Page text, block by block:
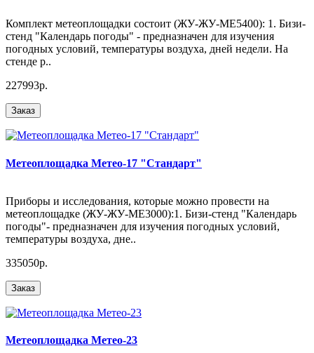
Комплект метеоплощадки состоит (ЖУ-ЖУ-МЕ5400): 1. Бизи-
стенд "Календарь погоды" - предназначен для изучения
погодных условий, температуры воздуха, дней недели. На
стенде р..
227993р.
Заказ
Метеоплощадка Метео-17 "Стандарт"
Приборы и исследования, которые можно провести на
метеоплощадке (ЖУ-ЖУ-МЕ3000):1. Бизи-стенд "Календарь
погоды"- предназначен для изучения погодных условий,
температуры воздуха, дне..
335050р.
Заказ
Метеоплощадка Метео-23